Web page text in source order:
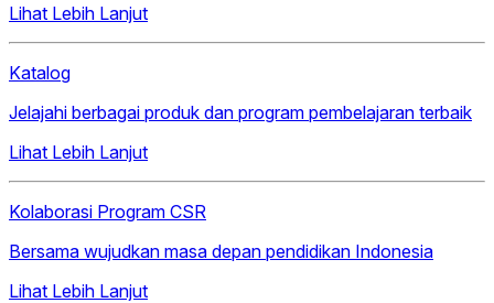
Lihat Lebih Lanjut
Katalog
Jelajahi berbagai produk dan program pembelajaran terbaik
Lihat Lebih Lanjut
Kolaborasi Program CSR
Bersama wujudkan masa depan pendidikan Indonesia
Lihat Lebih Lanjut